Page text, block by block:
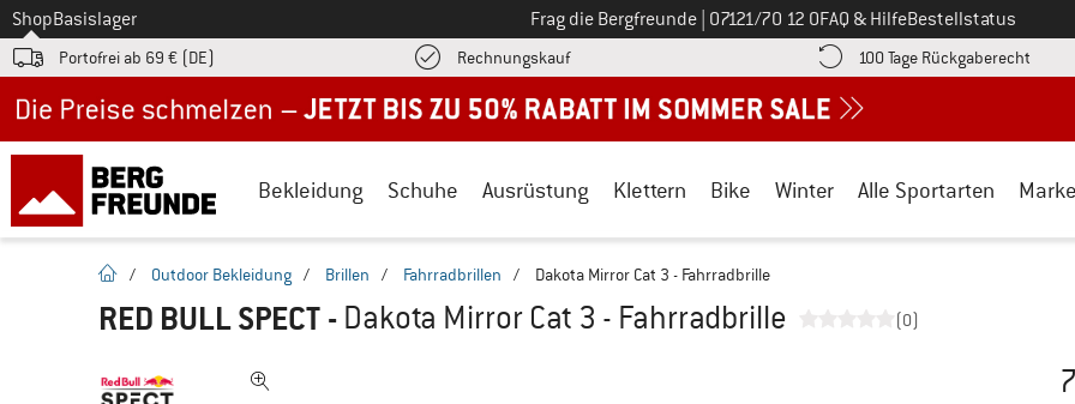
Zum
ShopBasislager Frag die Bergfreunde Ruf uns an unter
07121/70 12 0FAQ & HilfeBestellstatus
Portofrei ab 69 € (DE) RechnungskaufFinde die Zahlungs-Infos hier! Öffnet sich in einer Infobox
100 Tage Rückgaberecht
Bekleidung Schuhe Ausrüstung Klettern Bike Winter Alle Sportarten
Startseite
/ Outdoor Bekleidung / Brillen / Fahrradbrillen / Dakota Mirror Cat 3 - Fahrradbrille
RED BULL SPECT - Dakota Mirror Cat 3 - Fahrradbrille (0)